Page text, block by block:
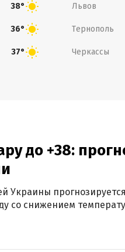
38° Львов
36° Тернополь
37° Черкассы
до +38:
Украины
со снижением